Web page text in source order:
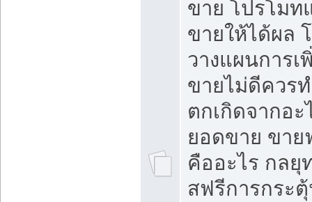
ขาย โปรโมท
ขายให้ได้ผล
วางแผนการ
ขายไม่ดีควร
ตกเกิดจากอะ
ยอดขาย ขาย
คืออะไร กลยุ
สฟรีการกระ